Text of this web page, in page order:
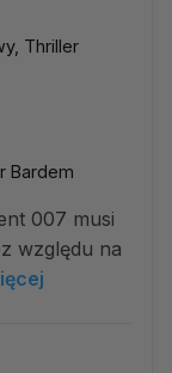
Thriller
Bardem
007 musi
względu na